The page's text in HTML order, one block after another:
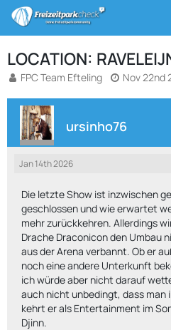
LOCATION:
FPC Team Efteling Nov 22nd
ursinho76
Jan 14th 2026
Die letzte Show ist inzwischen
geschlossen und wie erwartet
mehr zurückkehren. Allerdings
Drache Draconicon den Umbau
aus der Arena verbannt. Ob er
noch eine andere Unterkunft
ich würde aber nicht darauf
auch nicht unbedingt, dass
kehrt er als Entertainment im
Djinn.